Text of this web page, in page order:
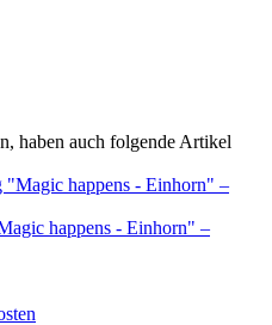
haben auch folgende Artikel
happens - Einhorn" –